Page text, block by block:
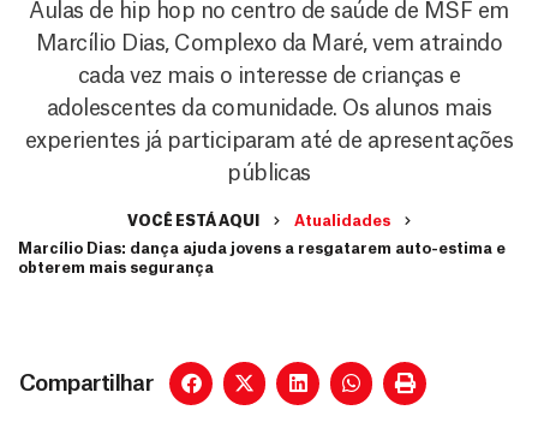
Aulas de hip hop no centro de saúde de MSF em
Marcílio Dias, Complexo da Maré, vem atraindo
cada vez mais o interesse de crianças e
adolescentes da comunidade. Os alunos mais
experientes já participaram até de apresentações
públicas
VOCÊ ESTÁ AQUI
Atualidades
Marcílio Dias: dança ajuda jovens a resgatarem auto-estima e
obterem mais segurança
Compartilhar